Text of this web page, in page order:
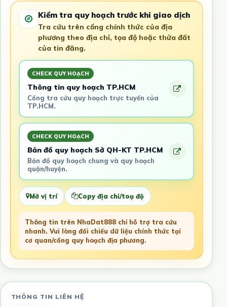
Kiểm tra quy hoạch trước khi giao dịch
Tra cứu trên cổng chính thức của địa
phương theo địa chỉ, tọa độ hoặc thửa đất
của tin đăng.
CHECK QUY HOẠCH
Thông tin quy hoạch TP.HCM
Cổng tra cứu quy hoạch trực tuyến của
TP.HCM.
CHECK QUY HOẠCH
Bản đồ quy hoạch Sở QH-KT TP.HCM
Bản đồ quy hoạch chung và quy hoạch
quận/huyện.
Mở vị trí Copy địa chỉ/toạ độ
Thông tin trên NhaDat888 chỉ hỗ trợ tra cứu
nhanh. Vui lòng đối chiếu dữ liệu chính thức tại
cơ quan/cổng quy hoạch địa phương.
THÔNG TIN LIÊN HỆ